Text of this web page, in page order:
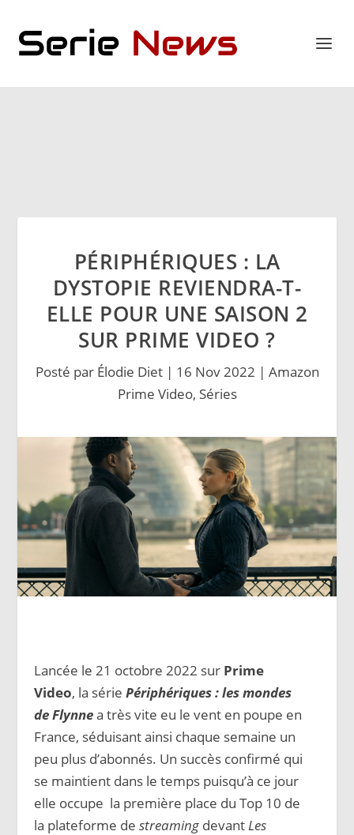
PÉRIPHÉRIQUES : LA
DYSTOPIE REVIENDRA-T-
ELLE POUR UNE SAISON 2
SUR PRIME VIDEO ?
Posté par Élodie Diet| 16 Nov 2022 | Amazon
Prime Video, Séries
Lancée le 21 octobre 2022 sur Prime
Video, la série Périphériques : les mondes
de Flynnea très vite eu le vent en poupe en
France, séduisant ainsi chaque semaine un
peu plus d’abonnés. Un succès confirmé qui
se maintient dans le temps puisqu’à ce jour
elle occupe la première place du Top 10 de
la plateforme de streamingdevant Les